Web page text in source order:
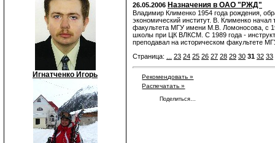
Игнатченко Игорь
26.05.2006 Назначения в ОАО "РЖД"
Владимир Клименко 1954 года рождения,
экономический институт. В. Клименко начал
факультета МГУ имени М.В. Ломоносова, с
школы при ЦК ВЛКСМ. С 1989 года -
преподавал на историческом факультете
Страница:
23 24 25 26 27 28 29 30 31 32 33
Рекомендовать »
Распечатать »
Поделиться…